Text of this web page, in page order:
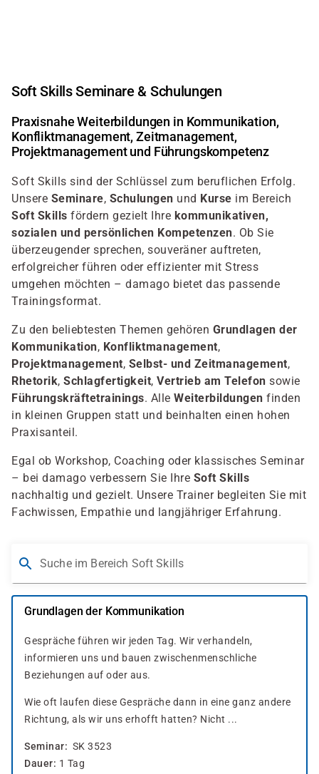
Soft Skills Seminare & Schulungen
Praxisnahe Weiterbildungen in Kommunikation,
Konfliktmanagement, Zeitmanagement,
Projektmanagement und Führungskompetenz
Soft Skills sind der Schlüssel zum beruflichen Erfolg.
Unsere Seminare, Schulungen und Kurse im Bereich
Soft Skills fördern gezielt Ihre kommunikativen,
sozialen und persönlichen Kompetenzen. Ob Sie
überzeugender sprechen, souveräner auftreten,
erfolgreicher führen oder effizienter mit Stress
umgehen möchten – damago bietet das passende
Trainingsformat.
Zu den beliebtesten Themen gehören Grundlagen der
Kommunikation, Konfliktmanagement,
Projektmanagement, Selbst- und Zeitmanagement,
Rhetorik, Schlagfertigkeit, Vertrieb am Telefon sowie
Führungskräftetrainings. Alle Weiterbildungen finden
in kleinen Gruppen statt und beinhalten einen hohen
Praxisanteil.
Egal ob Workshop, Coaching oder klassisches Seminar
– bei damago verbessern Sie Ihre Soft Skills
nachhaltig und gezielt. Unsere Trainer begleiten Sie mit
Fachwissen, Empathie und langjähriger Erfahrung.
Suche im Bereich Soft Skills
Grundlagen der Kommunikation
Gespräche führen wir jeden Tag. Wir verhandeln,
informieren uns und bauen zwischenmenschliche
Beziehungen auf oder aus.
Wie oft laufen diese Gespräche dann in eine ganz andere
Richtung, als wir uns erhofft hatten? Nicht ...
Seminar
SK 3523
Dauer
1 Tag